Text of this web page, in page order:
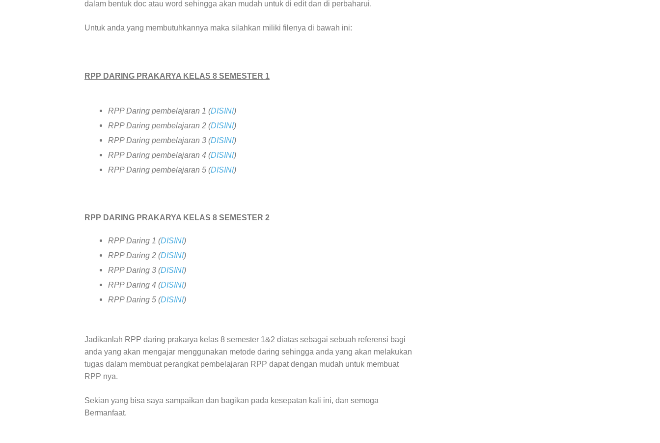
dalam bentuk doc atau word sehingga akan mudah untuk di edit dan di perbaharui.
Untuk anda yang membutuhkannya maka silahkan miliki filenya di bawah ini:
RPP DARING PRAKARYA KELAS 8 SEMESTER 1
RPP Daring pembelajaran 1 (DISINI)
RPP Daring pembelajaran 2 (DISINI)
RPP Daring pembelajaran 3 (DISINI)
RPP Daring pembelajaran 4 (DISINI)
RPP Daring pembelajaran 5 (DISINI)
RPP DARING PRAKARYA KELAS 8 SEMESTER 2
RPP Daring 1 (DISINI)
RPP Daring 2 (DISINI)
RPP Daring 3 (DISINI)
RPP Daring 4 (DISINI)
RPP Daring 5 (DISINI)
Jadikanlah RPP daring prakarya kelas 8 semester 1&2 diatas sebagai sebuah referensi bagi
anda yang akan mengajar menggunakan metode daring sehingga anda yang akan melakukan
tugas dalam membuat perangkat pembelajaran RPP dapat dengan mudah untuk membuat
RPP nya.
Sekian yang bisa saya sampaikan dan bagikan pada kesepatan kali ini, dan semoga
Bermanfaat.